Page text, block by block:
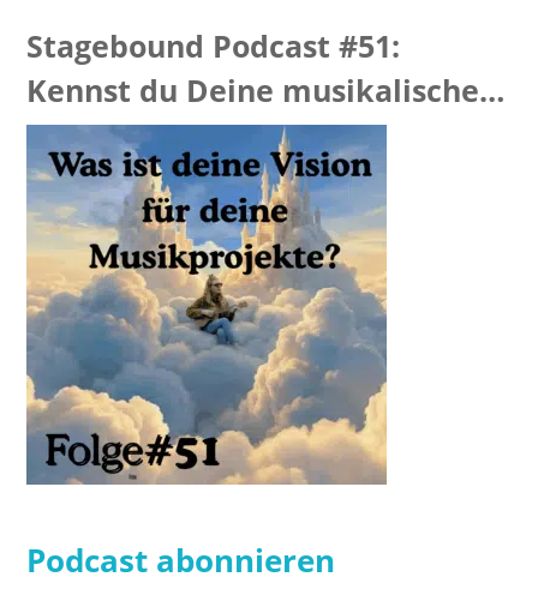
Stagebound Podcast #51:
Kennst du Deine musikalische
Vision?
Podcast abonnieren